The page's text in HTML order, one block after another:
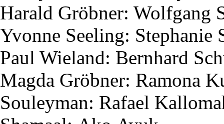
Harald Gröbner: Wolfgang
Yvonne Seeling: Stephanie
Paul Wieland: Bernhard
Magda Gröbner: Ramona
Souleyman: Rafael